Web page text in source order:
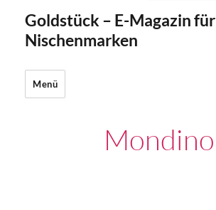
Goldstück – E-Magazin für
Nischenmarken
Menü
Mondino